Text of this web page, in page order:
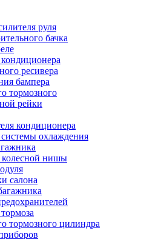
руля
бачка
ресивера
бампера
тормозного
рейки
кондиционера
охлаждения
нишы
салона
тормозного цилиндра